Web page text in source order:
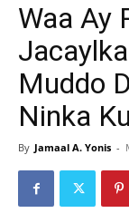
Waa Ay
Muddo
Ninka
By Jamaal A. Yonis -